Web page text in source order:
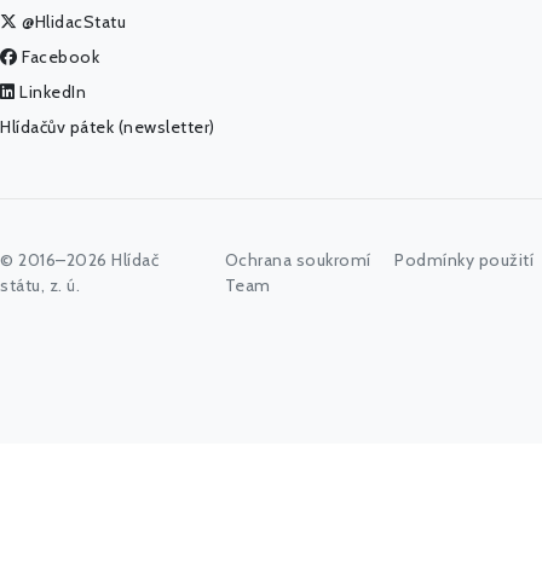
@HlidacStatu
Facebook
LinkedIn
Hlídačův pátek (newsletter)
© 2016–2026 Hlídač
státu, z. ú.
Ochrana soukromí
Podmínky použití
Team